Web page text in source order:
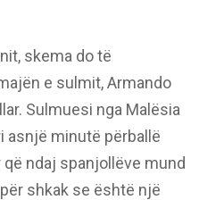
skema do të
e sulmit, Armando
Sulmuesi nga Malësia
asnjë minutë përballë
ndaj spanjollëve mund
shkak se është një